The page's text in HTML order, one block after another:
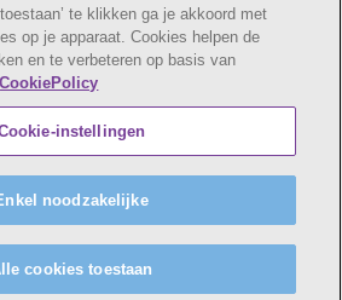
deel uit van
Edgard Tinellaan 1c, 2800
RPR Antwerpen (Mechelen)
te klikken ga je akkoord met
op je apparaat. Cookies helpen de
en te verbeteren op basis van
CookiePolicy
instellingen
noodzakelijke
cookies toestaan